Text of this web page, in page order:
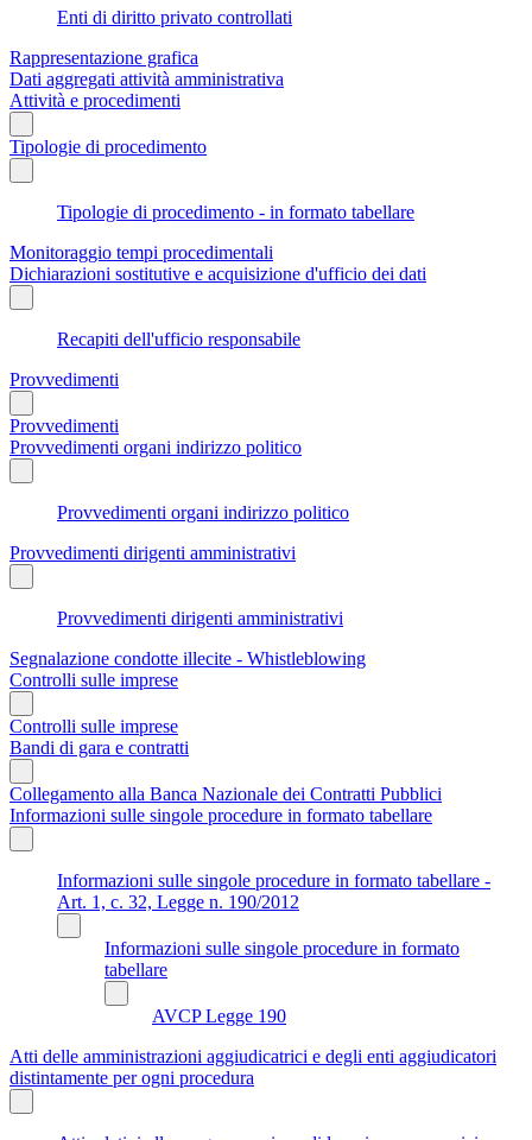
Enti di diritto privato controllati
Rappresentazione grafica
Dati aggregati attività amministrativa
Attività e procedimenti
Tipologie di procedimento
Tipologie di procedimento - in formato tabellare
Monitoraggio tempi procedimentali
Dichiarazioni sostitutive e acquisizione d'ufficio dei dati
Recapiti dell'ufficio responsabile
Provvedimenti
Provvedimenti
Provvedimenti organi indirizzo politico
Provvedimenti organi indirizzo politico
Provvedimenti dirigenti amministrativi
Provvedimenti dirigenti amministrativi
Segnalazione condotte illecite - Whistleblowing
Controlli sulle imprese
Controlli sulle imprese
Bandi di gara e contratti
Collegamento alla Banca Nazionale dei Contratti Pubblici
Informazioni sulle singole procedure in formato tabellare
Informazioni sulle singole procedure in formato tabellare -
Art. 1, c. 32, Legge n. 190/2012
Informazioni sulle singole procedure in formato
tabellare
AVCP Legge 190
Atti delle amministrazioni aggiudicatrici e degli enti aggiudicatori
distintamente per ogni procedura